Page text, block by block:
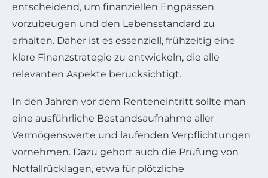
entscheidend, um finanziellen Engpässen
vorzubeugen und den Lebensstandard zu
erhalten. Daher ist es essenziell, frühzeitig eine
klare Finanzstrategie zu entwickeln, die alle
relevanten Aspekte berücksichtigt.
In den Jahren vor dem Renteneintritt sollte man
eine ausführliche Bestandsaufnahme aller
Vermögenswerte und laufenden Verpflichtungen
vornehmen. Dazu gehört auch die Prüfung von
Notfallrücklagen, etwa für plötzliche